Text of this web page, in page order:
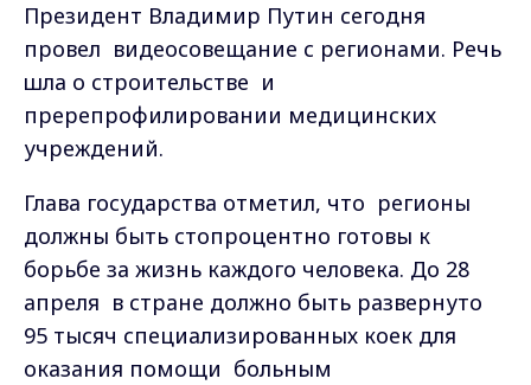
Президент Владимир Путин сегодня
провел видеосовещание с регионами. Речь
шла о строительстве и
пререпрофилировании медицинских
учреждений.
Глава государства отметил, что регионы
должны быть стопроцентно готовы к
борьбе за жизнь каждого человека. До 28
апреля в стране должно быть развернуто
95 тысяч специализированных коек для
оказания помощи больным